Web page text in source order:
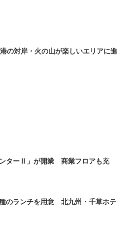
の対岸・火の山が楽しいエリアに進
ンターⅡ」が開業 商業フロアも充
種のランチを用意 北九州・千草ホテ